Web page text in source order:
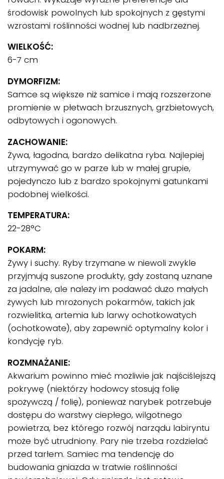
środowisk powolnych lub spokojnych z gęstymi
wzrostami roślinności wodnej lub nadbrzeżnej.
WIELKOŚĆ:
6-7 cm
DYMORFIZM:
Samce są większe niż samice i mają rozszerzone
promienie w płetwach brzusznych, grzbietowych,
odbytowych i ogonowych.
ZACHOWANIE:
Żywa, łagodna, bardzo delikatna ryba. Najlepiej
utrzymywać go w parze lub w małej grupie,
pojedynczo lub z bardzo spokojnymi gatunkami
podobnej wielkości.
TEMPERATURA:
22-28°C
POKARM:
Żywy i suchy. Ryby trzymane w niewoli zwykle
przyjmują suszone produkty, gdy zostaną uznane
za jadalne, ale należy im podawać dużo małych
żywych lub mrożonych pokarmów, takich jak
rozwielitka, artemia lub larwy ochotkowatych
(ochotkowate), aby zapewnić optymalny kolor i
kondycję ryb.
ROZMNAŻANIE:
Akwarium powinno mieć możliwie jak najściślejszą
pokrywę (niektórzy hodowcy stosują folię
spożywczą / folię), ponieważ narybek potrzebuje
dostępu do warstwy ciepłego, wilgotnego
powietrza, bez którego rozwój narządu labiryntu
może być utrudniony. Pary nie trzeba rozdzielać
przed tarłem. Samiec ma tendencję do
budowania gniazda w tratwie roślinności